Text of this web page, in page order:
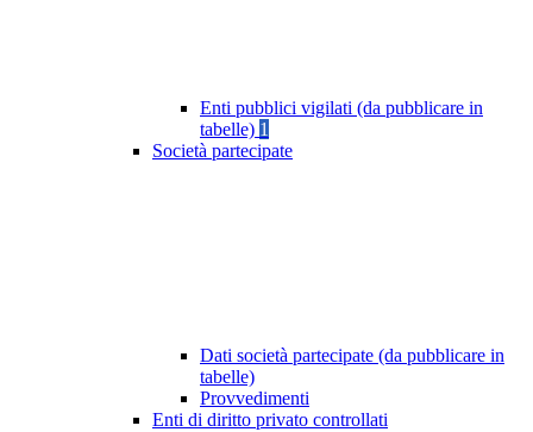
Enti pubblici vigilati (da pubblicare in
tabelle) 1
Società partecipate
Dati società partecipate (da pubblicare in
tabelle)
Provvedimenti
Enti di diritto privato controllati